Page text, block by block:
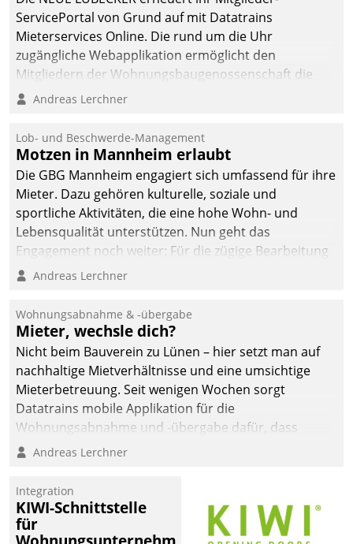
ServicePortal von Grund auf mit Datatrains
Mieterservices Online. Die rund um die Uhr
zugängliche Webapplikation ermöglicht den
Mitgliedern der Wohnungs­bau­genossenschaft die
Kontaktaufnahme per Smartphone, Tablet oder PC.
Andreas Lerchner
Lob- und Beschwerde-Management
Motzen in Mannheim erlaubt
Die GBG Mannheim engagiert sich umfassend für ihre
Mieter. Dazu gehören kulturelle, soziale und
sportliche Aktivitäten, die eine hohe Wohn- und
Lebensqualität unterstützen. Nun geht das
Engagement noch weiter: Für die zügige Bearbeitung
von Beschwerden – oder Lob – richtet das
und Beschwerde-Management einen eigenen Kanal
ein.
Andreas Lerchner
Wohnungsabnahme & -übergabe
Mieter, wechsle dich?
Nicht beim Bauverein zu Lünen – hier setzt man auf
nachhaltige Mietverhältnisse und eine umsichtige
Mieterbetreuung. Seit wenigen Wochen sorgt
Datatrains mobile Applikation für die
Wohnungsabnahme und -übergabe dafür, dass
Mieter wohlgeordnet kommen und, so es sein muss,
Andreas Lerchner
Integration
KIWI-Schnittstelle
für